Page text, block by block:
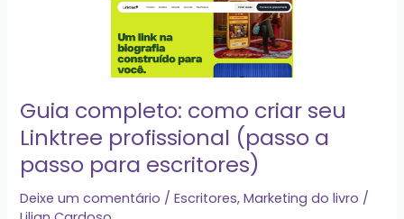
Guia completo: como criar seu
Linktree profissional (passo a
passo para escritores)
Deixe um comentário /Escritores,Marketing do livro /
Linktree
profissional
(passo
a
passo